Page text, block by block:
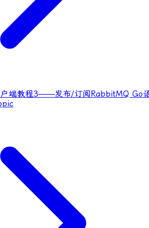
户端教程3——发布/订阅RabbitMQ Go